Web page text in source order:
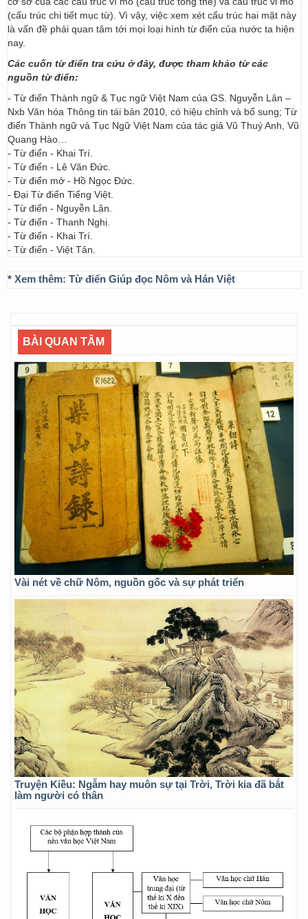
(cấu trúc chi tiết mục từ). Vì vậy, việc xem xét cấu trúc hai mặt này
là vấn đề phải quan tâm tới mọi loại hình từ điển của nước ta hiện
nay.
Các cuốn từ điển tra cứu ở đây, được tham khảo từ các
nguồn từ điển:
- Từ điển Thành ngữ & Tục ngữ Việt Nam của GS. Nguyễn Lân –
Nxb Văn hóa Thông tin tái bản 2010, có hiệu chỉnh và bổ sung; Từ
điển Thành ngữ và Tục Ngữ Việt Nam của tác giả Vũ Thuý Anh, Vũ
Quang Hào…
- Từ điển - Khai Trí.
- Từ điển - Lê Văn Đức.
- Từ điển mở - Hồ Ngọc Đức.
- Đại Từ điển Tiếng Việt.
- Từ điển - Nguyễn Lân.
- Từ điển - Thanh Nghị.
- Từ điển - Khai Trí.
- Từ điển - Việt Tân.
* Xem thêm: Từ điển Giúp đọc Nôm và Hán Việt
BÀI QUAN TÂM
Vài nét về chữ Nôm, nguồn gốc và sự phát triển
Truyện Kiều: Ngẫm hay muôn sự tại Trời, Trời kia đã bắt
làm người có thân